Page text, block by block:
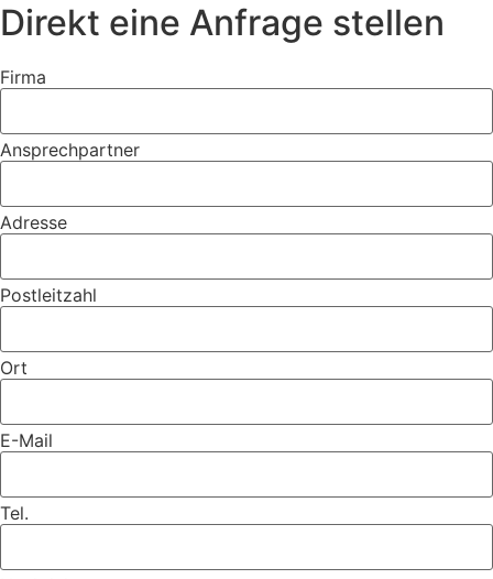
Direkt eine Anfrage stellen
Firma
Ansprechpartner
Adresse
Postleitzahl
Ort
E-Mail
Tel.